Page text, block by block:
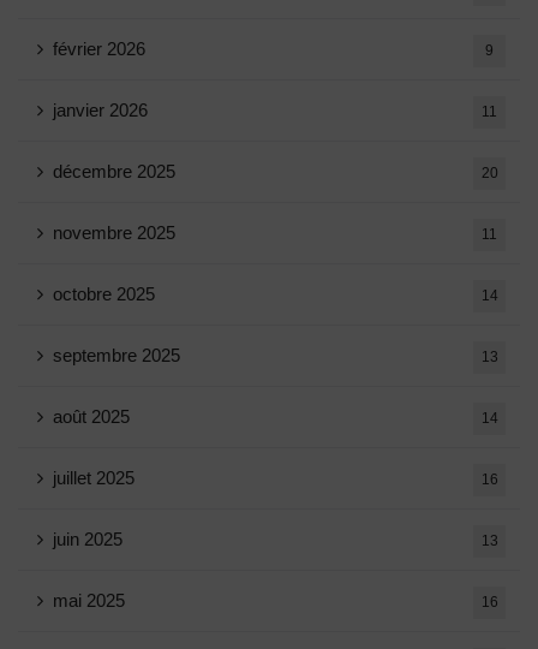
février 2026 9
janvier 2026 11
décembre 2025 20
novembre 2025 11
octobre 2025 14
septembre 2025 13
août 2025 14
juillet 2025 16
juin 2025 13
mai 2025 16